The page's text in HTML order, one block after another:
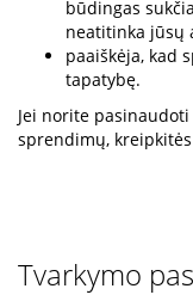
būdingas
neatitinka jūsų
paaiškėja, kad
tapatybę.
Jei norite
sprendimų,
Tvarkymo